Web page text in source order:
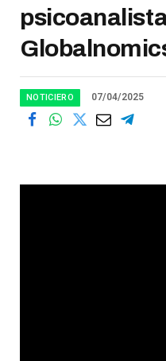
NOTICIERO 07/04/2025